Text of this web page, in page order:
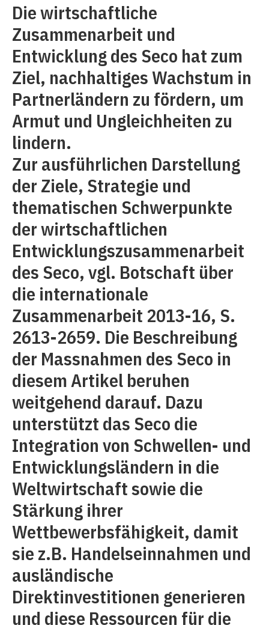
Die wirtschaftliche
Zusammenarbeit und
Entwicklung des Seco hat zum
Ziel, nach­haltiges Wachstum in
Partnerländern zu ­fördern, um
Armut und Ungleichheiten zu
lindern.
Zur ausführlichen Darstellung
der Ziele, Strategie und
thematischen Schwerpunkte
der wirtschaftlichen
Entwicklungszusammenarbeit
des Seco, vgl. Botschaft über
die internationale
Zusammenarbeit 2013-16, S.
2613-2659. Die Beschreibung
der Massnahmen des Seco in
diesem Artikel beruhen
weitgehend darauf. Dazu
unterstützt das Seco die
Integration von Schwellen- und
Entwicklungsländern in die
Weltwirtschaft sowie die
Stärkung ihrer
Wettbewerbsfähigkeit, damit
sie z.B. Handelseinnahmen und
ausländische
Direktinvestitionen generieren
und diese Ressourcen für die